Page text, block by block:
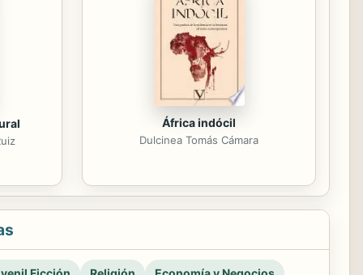
África indócil
Dulcinea Tomás Cámara